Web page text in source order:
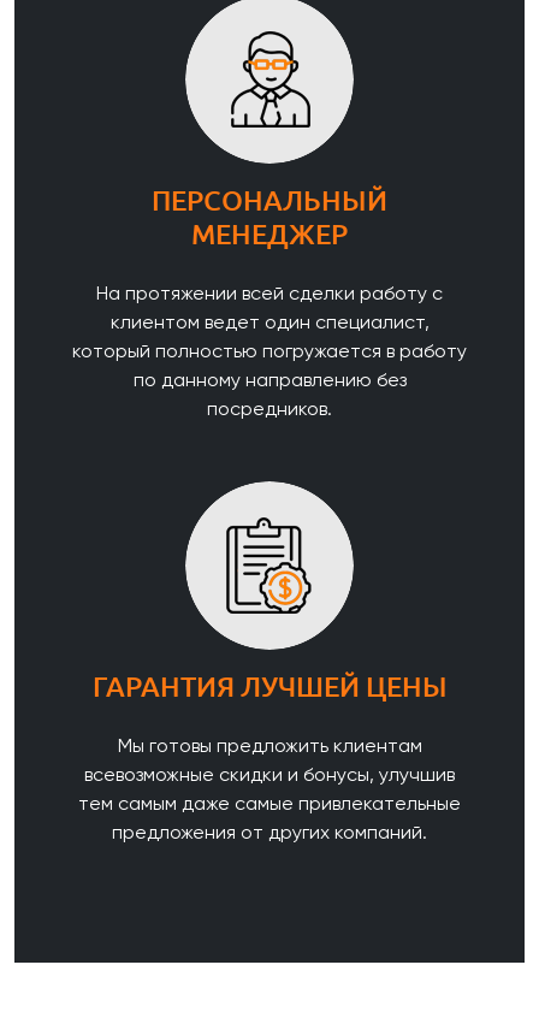
ПЕРСОНАЛЬНЫЙ
МЕНЕДЖЕР
На протяжении всей сделки работу с
клиентом ведет один специалист,
который полностью погружается в работу
по данному направлению без
посредников.
ГАРАНТИЯ ЛУЧШЕЙ ЦЕНЫ
Мы готовы предложить клиентам
всевозможные скидки и бонусы, улучшив
тем самым даже самые привлекательные
предложения от других компаний.